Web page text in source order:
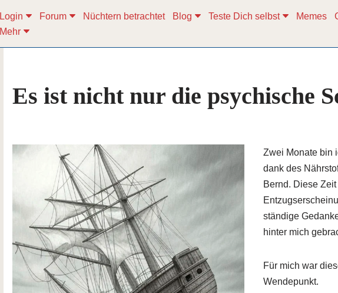
Login Forum Nüchtern betrachtet Blog Teste Dich selbst Memes
Mehr
Es ist nicht nur die psychische
Zwei Monate bin
dank des
Bernd. Diese
ständige
hinter mich
Für mich war
Wendepunkt.